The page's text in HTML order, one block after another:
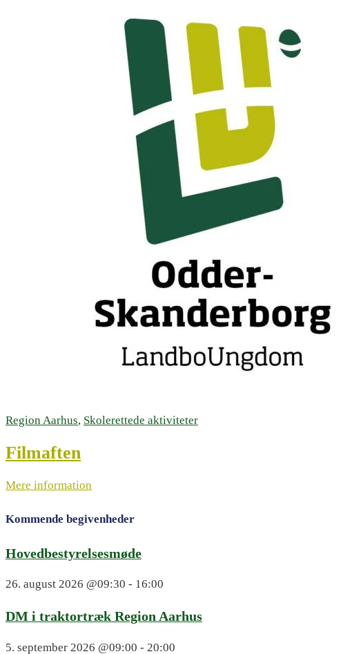
Region Aarhus, Skolerettede aktiviteter
Filmaften
Mere information
Kommende begivenheder
Hovedbestyrelsesmøde
26. august 2026 @09:30 - 16:00
DM i traktortræk Region Aarhus
5. september 2026 @09:00 - 20:00